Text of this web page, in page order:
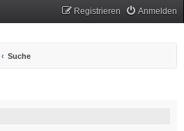
Anmelden
Registrieren
Suche